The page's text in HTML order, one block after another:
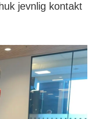
jevnlig kontakt